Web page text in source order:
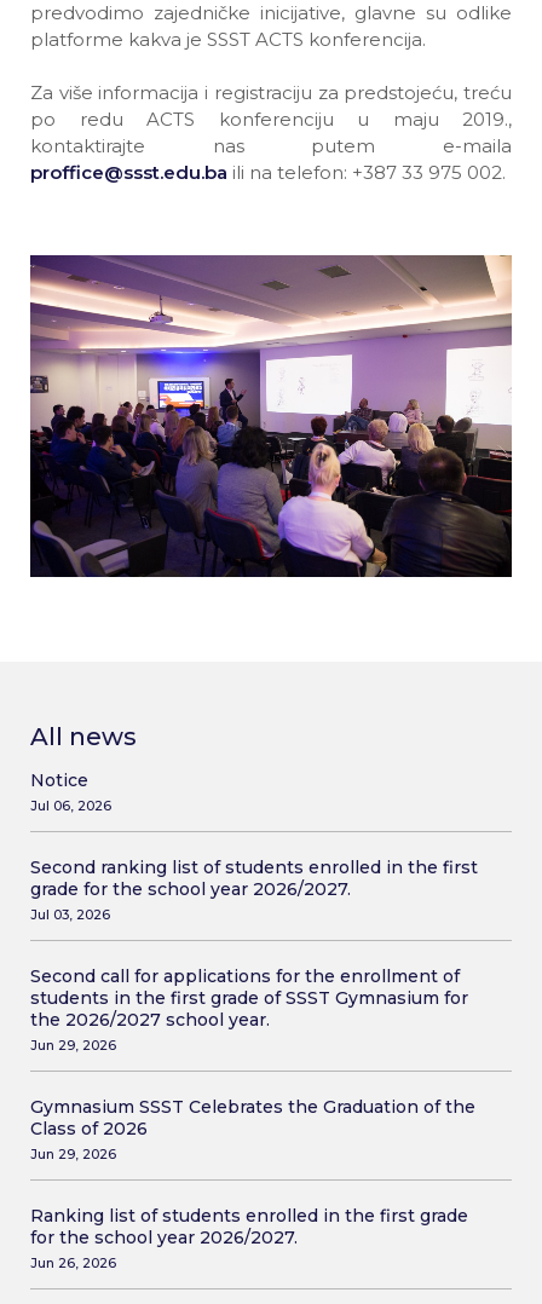
All news
Notice
Jul 06, 2026
Second ranking list of students enrolled in the first
grade for the school year 2026/2027.
Jul 03, 2026
Second call for applications for the enrollment of
students in the first grade of SSST Gymnasium for
the 2026/2027 school year.
Jun 29, 2026
Gymnasium SSST Celebrates the Graduation of the
Class of 2026
Jun 29, 2026
Ranking list of students enrolled in the first grade
for the school year 2026/2027.
Jun 26, 2026
predvodimo zajedničke inicijative, glavne su odlike
platforme kakva je SSST ACTS konferencija.
Za više informacija i registraciju za predstojeću, treću
po redu ACTS konferenciju u maju 2019.,
kontaktirajte nas putem e-maila
proffice@ssst.edu.ba ili na telefon: +387 33 975 002.